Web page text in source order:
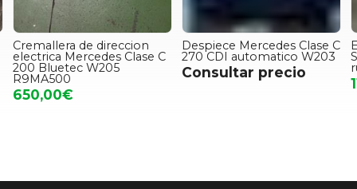
Cremallera de direccion
electrica Mercedes Clase C
200 Bluetec W205
R9MA500
650,00€
Despiece Mercedes Clase C
270 CDI automatico W203
Consultar precio